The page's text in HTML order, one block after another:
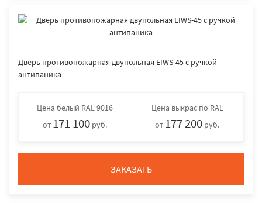
Дверь противопожарная двупольная EIWS-45 с ручкой
антипаника
Цена белый RAL 9016
от 171 100 руб.
Цена выкрас по RAL
от 177 200 руб.
ЗАКАЗАТЬ